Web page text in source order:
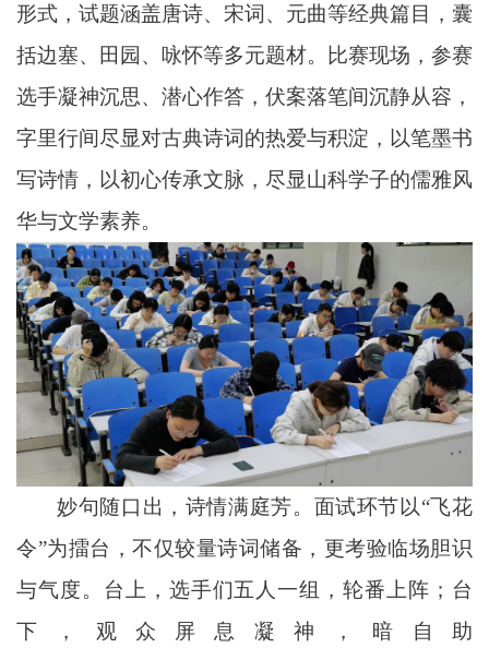
形式，试题涵盖唐诗、宋词、元曲等经典篇目，囊
括边塞、田园、咏怀等多元题材。比赛现场，参赛
选手凝神沉思、潜心作答，伏案落笔间沉静从容，
字里行间尽显对古典诗词的热爱与积淀，以笔墨书
写诗情，以初心传承文脉，尽显山科学子的儒雅风
华与文学素养。
妙句随口出，诗情满庭芳。面试环节以“飞花
令”为擂台，不仅较量诗词储备，更考验临场胆识
与气度。台上，选手们五人一组，轮番上阵；台
下，观众屏息凝神，暗自助